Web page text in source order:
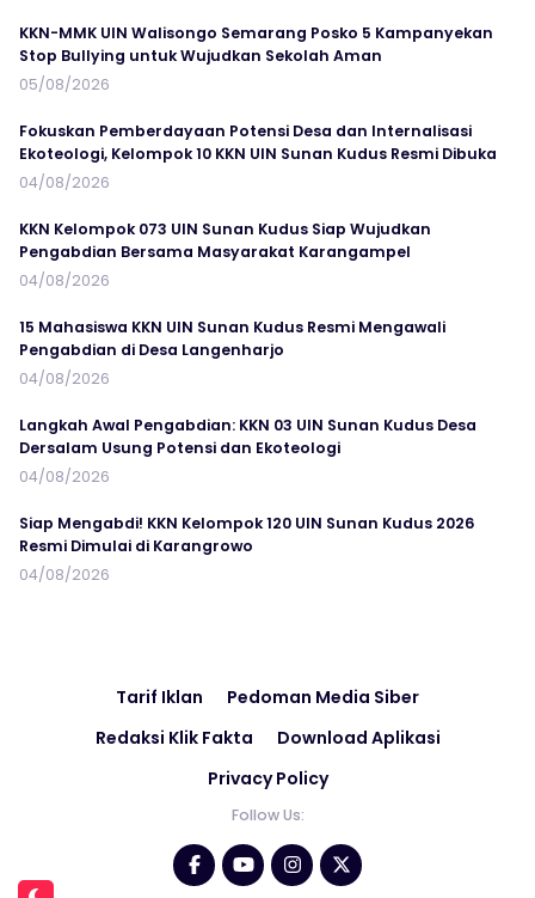
KKN-MMK UIN Walisongo Semarang Posko 5 Kampanyekan
Stop Bullying untuk Wujudkan Sekolah Aman
05/08/2026
Fokuskan Pemberdayaan Potensi Desa dan Internalisasi
Ekoteologi, Kelompok 10 KKN UIN Sunan Kudus Resmi Dibuka
04/08/2026
KKN Kelompok 073 UIN Sunan Kudus Siap Wujudkan
Pengabdian Bersama Masyarakat Karangampel
04/08/2026
15 Mahasiswa KKN UIN Sunan Kudus Resmi Mengawali
Pengabdian di Desa Langenharjo
04/08/2026
Langkah Awal Pengabdian: KKN 03 UIN Sunan Kudus Desa
Dersalam Usung Potensi dan Ekoteologi
04/08/2026
Siap Mengabdi! KKN Kelompok 120 UIN Sunan Kudus 2026
Resmi Dimulai di Karangrowo
04/08/2026
Tarif Iklan
Pedoman Media Siber
Redaksi Klik Fakta
Download Aplikasi
Privacy Policy
Follow Us: